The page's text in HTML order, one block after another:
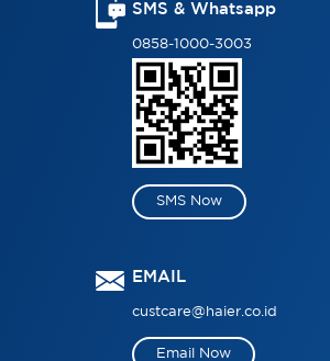
SMS & Whatsapp
0858-1000-3003
SMS Now
EMAIL
custcare@haier.co.id
Email Now